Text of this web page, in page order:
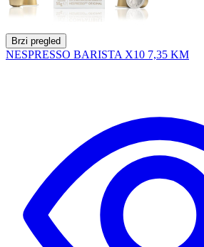
Brzi pregled
NESPRESSO BARISTA X10 7,35 KM